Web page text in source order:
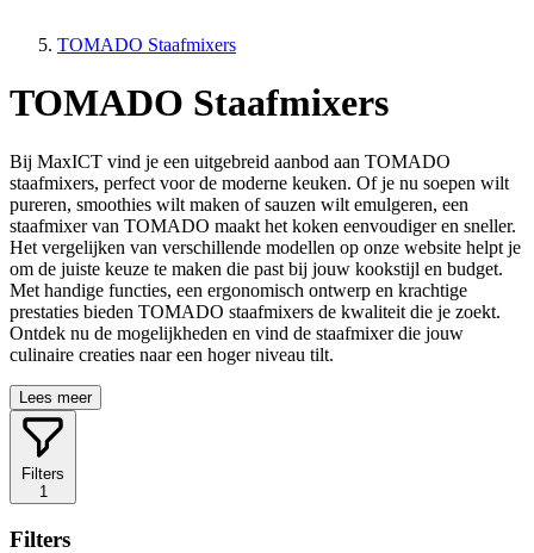
TOMADO Staafmixers
TOMADO Staafmixers
Bij MaxICT vind je een uitgebreid aanbod aan TOMADO
staafmixers, perfect voor de moderne keuken. Of je nu soepen wilt
pureren, smoothies wilt maken of sauzen wilt emulgeren, een
staafmixer van TOMADO maakt het koken eenvoudiger en sneller.
Het vergelijken van verschillende modellen op onze website helpt je
om de juiste keuze te maken die past bij jouw kookstijl en budget.
Met handige functies, een ergonomisch ontwerp en krachtige
prestaties bieden TOMADO staafmixers de kwaliteit die je zoekt.
Ontdek nu de mogelijkheden en vind de staafmixer die jouw
culinaire creaties naar een hoger niveau tilt.
Lees meer
Filters
1
Filters